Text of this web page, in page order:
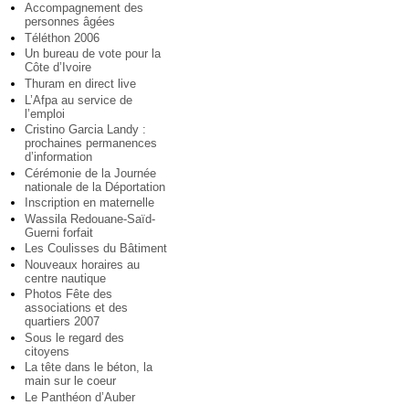
Accompagnement des
personnes âgées
Téléthon 2006
Un bureau de vote pour la
Côte d’Ivoire
Thuram en direct live
L’Afpa au service de
l’emploi
Cristino Garcia Landy :
prochaines permanences
d’information
Cérémonie de la Journée
nationale de la Déportation
Inscription en maternelle
Wassila Redouane-Saïd-
Guerni forfait
Les Coulisses du Bâtiment
Nouveaux horaires au
centre nautique
Photos Fête des
associations et des
quartiers 2007
Sous le regard des
citoyens
La tête dans le béton, la
main sur le coeur
Le Panthéon d’Auber